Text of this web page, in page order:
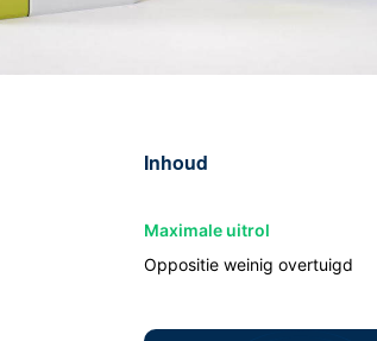
Inhoud
Maximale uitrol
Oppositie weinig overtuigd